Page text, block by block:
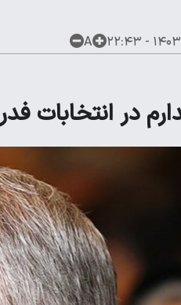
A
در انتخابات